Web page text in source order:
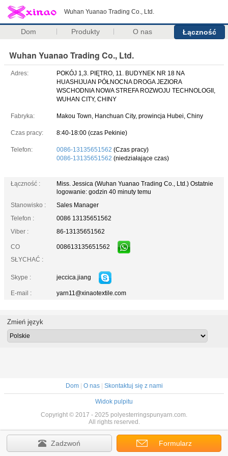
Wuhan Yuanao Trading Co., Ltd.
Dom Produkty O nas Łączność
Wuhan Yuanao Trading Co., Ltd.
Adres:
POKÓJ 1,3. PIĘTRO, 11. BUDYNEK NR 18 NA
HUASHIJUAN PÓŁNOCNA DROGA JEZIORA
WSCHODNIA NOWA STREFA ROZWOJU TECHNOLOGII,
WUHAN CITY, CHINY
Fabryka: Makou Town, Hanchuan City, prowincja Hubei, Chiny
Czas pracy: 8:40-18:00 (czas Pekinie)
Telefon: 0086-13135651562 (Czas pracy)
0086-13135651562 (niedziałające czas)
Łączność : Miss. Jessica (Wuhan Yuanao Trading Co., Ltd.) Ostatnie
logowanie: godzin 40 minuty temu
Stanowisko :
Sales Manager
Telefon :
0086 13135651562
Viber :
86-13135651562
CO
SŁYCHAĆ :
008613135651562
Skype : jeccica.jiang
E-mail : yarn11@xinaotextile.com
Zadzwoń Formularz
Zmień język
Dom| O nas| Skontaktuj się z nami
Widok pulpitu
Copyright © 2017 - 2025 polyesterringspunyarn.com.
All rights reserved.